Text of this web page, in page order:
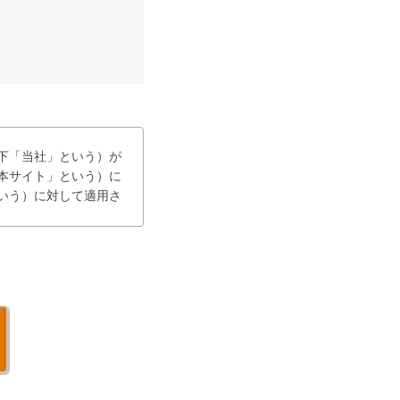
「当社」という）が
イト」という）に
う）に対して適用さ
る。
が生じた場合に